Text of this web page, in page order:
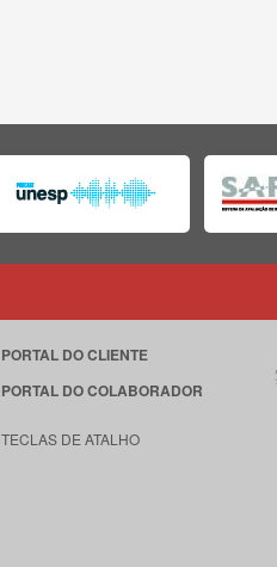
PORTAL DO CLIENTE
PORTAL DO COLABORADOR
TECLAS DE ATALHO